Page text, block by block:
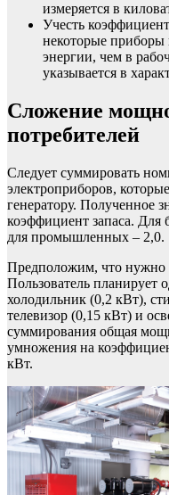
измеряется в
Учесть
некоторые приборы
энергии, чем в
указывается в
Сложение
потребителей
Следует суммировать
электроприборов,
генератору. Полученное
коэффициент запаса. Для
для промышленных – 2,0.
Предположим, что нужно
Пользователь планирует
холодильник (0,2 кВт),
телевизор (0,15 кВт) и
суммирования общая
умножения на
кВт.